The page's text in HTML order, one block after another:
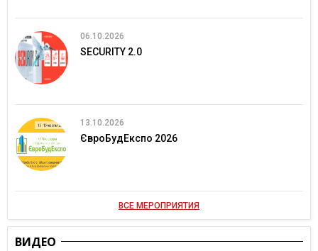
06.10.2026
SECURITY 2.0
13.10.2026
ЄвроБудЕкспо 2026
ВСЕ МЕРОПРИЯТИЯ
ВИДЕО